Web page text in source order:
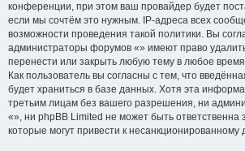
конференции, при этом ваш провайдер будет
если мы сочтём это нужным. IP-адреса всех
возможности проведения такой политики. Вы
администраторы форумов «» имеют право
перенести или закрыть любую тему в любое
Как пользователь вы согласны с тем, что
будет храниться в базе данных. Хотя эта
третьим лицам без вашего разрешения, ни
«», ни phpBB Limited не может быть ответственна
которые могут привести к несанкционированному